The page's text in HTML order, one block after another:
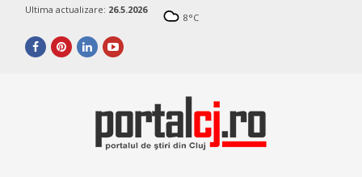
Ultima actualizare: 26.5.2026
8°C